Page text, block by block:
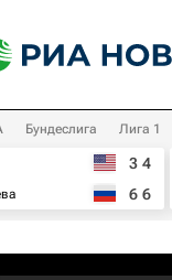
Бундеслига Лига 1
3 4
6 6